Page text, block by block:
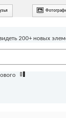
200+ новых